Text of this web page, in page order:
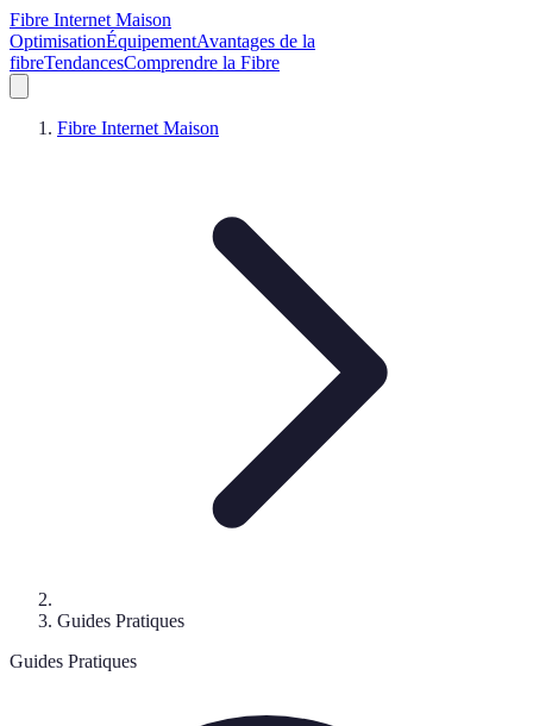
Fibre Internet Maison
OptimisationÉquipementAvantages de la
fibreTendancesComprendre la Fibre
Fibre Internet Maison
Guides Pratiques
Guides Pratiques